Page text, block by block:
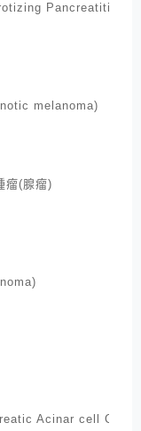
Pancreatitis)
melanoma)
瘤(腺瘤)
Acinar cell